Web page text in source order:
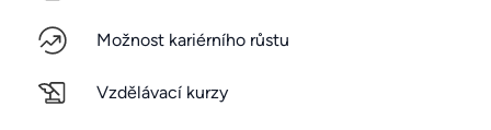
Možnost kariérního růstu
Vzdělávací kurzy